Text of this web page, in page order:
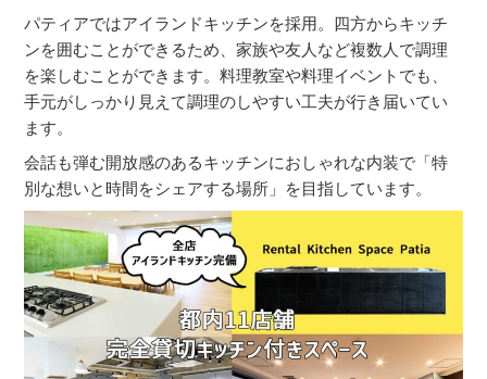
パティアではアイランドキッチンを採用。四方からキッチ
ンを囲むことができるため、家族や友人など複数人で調理
を楽しむことができます。料理教室や料理イベントでも、
手元がしっかり見えて調理のしやすい工夫が行き届いてい
ます。
会話も弾む開放感のあるキッチンにおしゃれな内装で「特
別な想いと時間をシェアする場所」を目指しています。